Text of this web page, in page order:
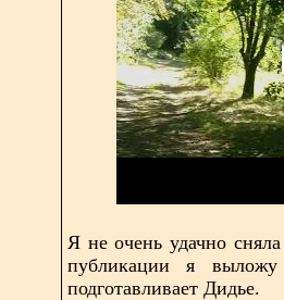
Я не очень удачно
публикации я
подготавливает Дидье.